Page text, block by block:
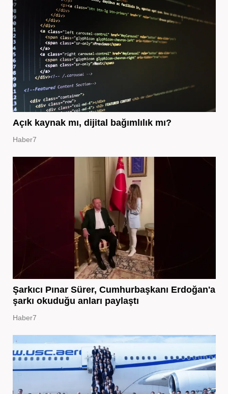
Açık kaynak mı, dijital bağımlılık mı?
Haber7
Şarkıcı Pınar Sürer, Cumhurbaşkanı Erdoğan'a
şarkı okuduğu anları paylaştı
Haber7